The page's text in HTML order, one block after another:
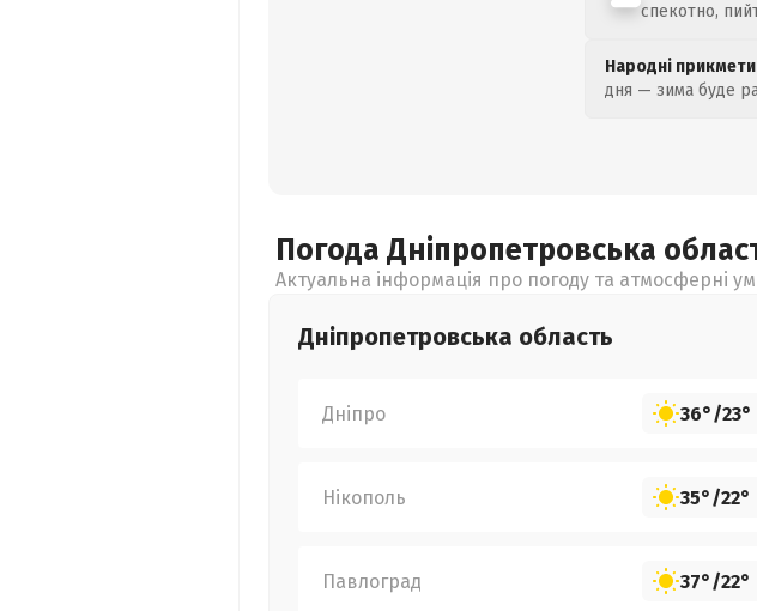
спекотно,
Народні
дня — зима буде
Погода Дніпропетровська
Актуальна інформація про погоду та атмосферні
Дніпропетровська область
Дніпро 36°/23°
Нікополь 35°/22°
Павлоград 37°/22°